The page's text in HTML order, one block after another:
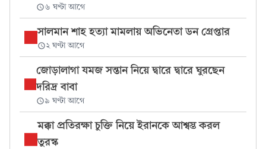
৬ ঘণ্টা আগে
সালমান শাহ হত্যা মামলায় অভিনেতা ডন গ্রেপ্তার
২ ঘণ্টা আগে
জোড়ালাগা যমজ সন্তান নিয়ে দ্বারে দ্বারে ঘুরছেন
দরিদ্র বাবা
৯ ঘণ্টা আগে
মক্কা প্রতিরক্ষা চুক্তি নিয়ে ইরানকে আশ্বস্ত করল
তুরস্ক